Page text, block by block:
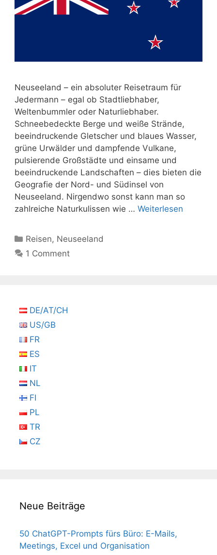
Neuseeland – ein absoluter Reisetraum für
Jedermann – egal ob Stadtliebhaber,
Weltenbummler oder Naturliebhaber.
Schneebedeckte Berge und weiße Strände,
beeindruckende Gletscher und blaues Wasser,
grüne Urwälder und dampfende Vulkane,
pulsierende Großstädte und einsame und
beeindruckende Landschaften – dies bieten die
Geografie der Nord- und Südinsel von
Neuseeland. Nirgendwo sonst kann man so
zahlreiche Naturkulissen wie … Weiterlesen
Kategorien
Reisen, Neuseeland
1 Comment
DE/AT/CH
US/GB
FR
ES
IT
NL
FI
PL
TR
CZ
Neue Beiträge
50 ChatGPT-Prompts fürs Büro: E-Mails,
Meetings, Excel und Organisation